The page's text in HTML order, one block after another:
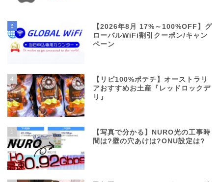
3
【2026年8月 17%～100%OFF】グ
ローバルWiFi割引クーポン/キャン
ペーン
4
【リピ100%ポテチ】オーストラリ
アおすすめお土産『レッドロックデ
リ』
5
【写真で分かる】NURO光の工事時
間は?壁の穴あけは?ONU設定は?